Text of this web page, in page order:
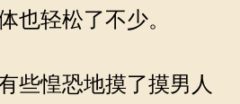
也轻松了不少。
些惶恐地摸了摸男人